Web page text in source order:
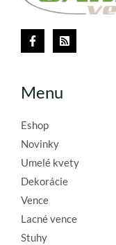
Menu
Eshop
Novinky
Umelé kvety
Dekorácie
Vence
Lacné vence
Stuhy